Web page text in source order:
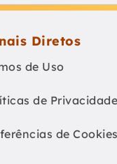
Diretos
de Uso
de Privacidade
de Cookies